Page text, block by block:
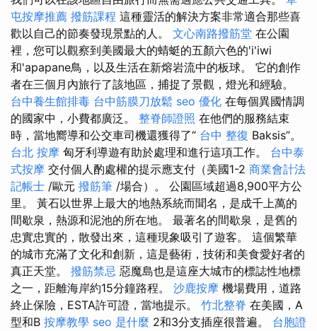
屯按摩推薦 撥筋課程 這種靈活的解決方案非常適合那些喜
歡以自己的節奏發現景點的人。 文心南路撥筋堂 在公園
裡，您可以觀察到美國最大的蜻蜓的五顏六色的'i'iwi
和'apapane鳥，以及生活在新熔岩流中的板球。 它的創作
者在三個月內旅行了該地區，捕捉了景觀，燈光和經驗。
台中養生館排毒 台中筋膜刀放鬆 seo 優化 在每個異國情調
的國家中，小費都廣泛。 整脊師證照 在他們的服務結束
時，當地嚮導和公交車司機還獲得了“ 台中 整復 Baksis”。
台北 按摩 匈牙利導遊有助於處理和進行這項工作。 台中泰
式按摩 交付個人酌處權的提示應支付（美國1-2 商業會計法
記帳士 /歐元 撥筋筆 /場合）。 公園區域超過8,900平方公
里。 黃石以世界上最大的地熱系統而聞名，是成千上萬的
間歇泉，熱源和泥池的所在地。 最著名的間歇泉，是舊的
忠實忠實的，散發出來，這種現象吸引了遊客。 這個繁華
的城市充滿了文化和創新，這是藝術，技術和美食愛好者的
真正天堂。 撥筋禁忌 惡魔島也是這座大城市的標誌性地標
之一，距離海岸約15分鐘路程。 沙鹿按摩 機場費用，道路
終止保險，ESTA許可證，當地提示。 竹北整脊 在美國，A
型和B 按摩教學 seo 是什麼 2和3分支插座很普遍。 台胞證